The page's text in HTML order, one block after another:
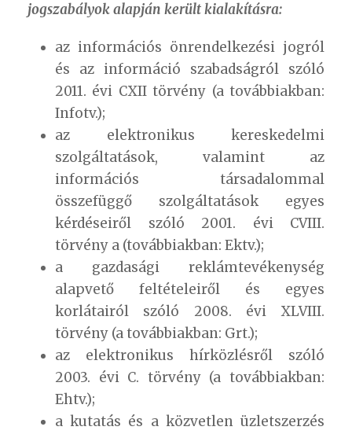
jogszabályok alapján került kialakításra:
az információs önrendelkezési jogról
és az információ szabadságról szóló
2011. évi CXII törvény (a továbbiakban:
Infotv.);
az elektronikus kereskedelmi
szolgáltatások, valamint az
információs társadalommal
összefüggő szolgáltatások egyes
kérdéseiről szóló 2001. évi CVIII.
törvény a (továbbiakban: Ektv.);
a gazdasági reklámtevékenység
alapvető feltételeiről és egyes
korlátairól szóló 2008. évi XLVIII.
törvény (a továbbiakban: Grt.);
az elektronikus hírközlésről szóló
2003. évi C. törvény (a továbbiakban:
Ehtv.);
a kutatás és a közvetlen üzletszerzés